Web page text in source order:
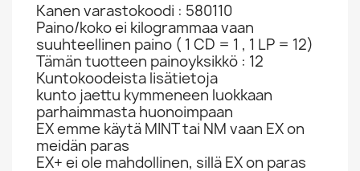
Kanen varastokoodi : 580110
Paino/koko ei kilogrammaa vaan
suuhteellinen paino ( 1 CD = 1 , 1 LP = 12)
Tämän tuotteen painoyksikkö : 12
Kuntokoodeista lisätietoja
kunto jaettu kymmeneen luokkaan
parhaimmasta huonoimpaan
EX emme käytä MINT tai NM vaan EX on
meidän paras
EX+ ei ole mahdollinen, sillä EX on paras